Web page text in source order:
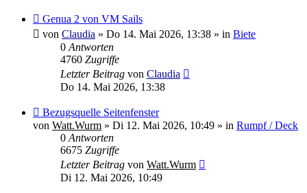
Neuer
Beitrag
Genua 2 von VM Sails
von Claudia » Do 14. Mai 2026, 13:38 » in Biete
0 Antworten
4760 Zugriffe
Letzter Beitrag von Claudia
Do 14. Mai 2026, 13:38
Neuer
Beitrag
Bezugsquelle Seitenfenster
von Watt.Wurm » Di 12. Mai 2026, 10:49 » in Rumpf / Deck
0 Antworten
6675 Zugriffe
Letzter Beitrag von Watt.Wurm
Di 12. Mai 2026, 10:49